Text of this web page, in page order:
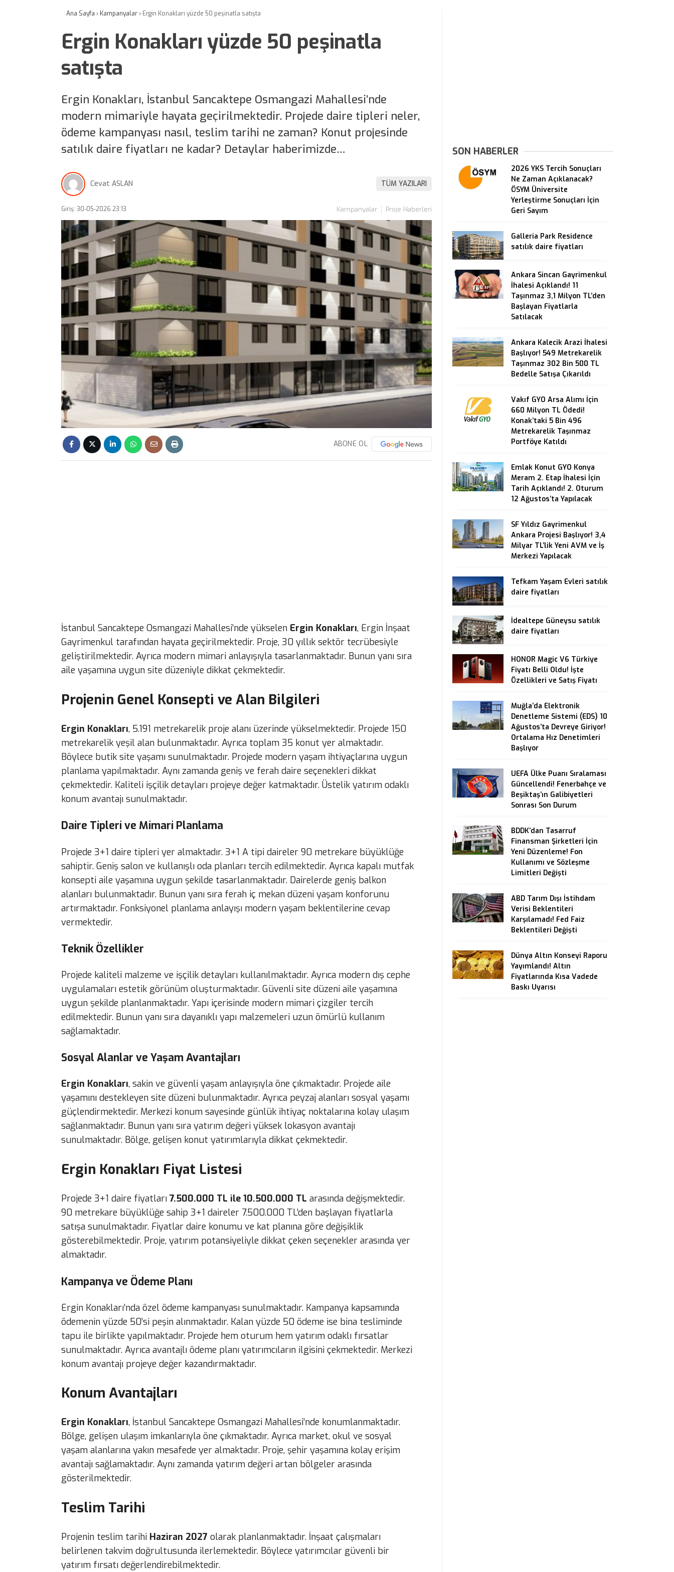
Ana Sayfa › Kampanyalar› Ergin Konakları yüzde 50 peşinatla satışta
Ergin Konakları yüzde 50 peşinatla
satışta
Ergin Konakları, İstanbul Sancaktepe Osmangazi Mahallesi’nde
modern mimariyle hayata geçirilmektedir. Projede daire tipleri neler,
ödeme kampanyası nasıl, teslim tarihi ne zaman? Konut projesinde
satılık daire fiyatları ne kadar? Detaylar haberimizde…
Cevat ASLAN TÜM YAZILARI
Giriş: 30-05-2026 23:13 Kampanyalar Proje Haberleri
ABONE OL
İstanbul Sancaktepe Osmangazi Mahallesi’nde yükselen Ergin Konakları, Ergin İnşaat
Gayrimenkul tarafından hayata geçirilmektedir. Proje, 30 yıllık sektör tecrübesiyle
geliştirilmektedir. Ayrıca modern mimari anlayışıyla tasarlanmaktadır. Bunun yanı sıra
aile yaşamına uygun site düzeniyle dikkat çekmektedir.
Projenin Genel Konsepti ve Alan Bilgileri
Ergin Konakları, 5.191 metrekarelik proje alanı üzerinde yükselmektedir. Projede 150
metrekarelik yeşil alan bulunmaktadır. Ayrıca toplam 35 konut yer almaktadır.
Böylece butik site yaşamı sunulmaktadır. Projede modern yaşam ihtiyaçlarına uygun
planlama yapılmaktadır. Aynı zamanda geniş ve ferah daire seçenekleri dikkat
çekmektedir. Kaliteli işçilik detayları projeye değer katmaktadır. Üstelik yatırım odaklı
konum avantajı sunulmaktadır.
Daire Tipleri ve Mimari Planlama
Projede 3+1 daire tipleri yer almaktadır. 3+1 A tipi daireler 90 metrekare büyüklüğe
sahiptir. Geniş salon ve kullanışlı oda planları tercih edilmektedir. Ayrıca kapalı mutfak
konsepti aile yaşamına uygun şekilde tasarlanmaktadır. Dairelerde geniş balkon
alanları bulunmaktadır. Bunun yanı sıra ferah iç mekan düzeni yaşam konforunu
artırmaktadır. Fonksiyonel planlama anlayışı modern yaşam beklentilerine cevap
vermektedir.
Teknik Özellikler
Projede kaliteli malzeme ve işçilik detayları kullanılmaktadır. Ayrıca modern dış cephe
uygulamaları estetik görünüm oluşturmaktadır. Güvenli site düzeni aile yaşamına
uygun şekilde planlanmaktadır. Yapı içerisinde modern mimari çizgiler tercih
edilmektedir. Bunun yanı sıra dayanıklı yapı malzemeleri uzun ömürlü kullanım
sağlamaktadır.
Sosyal Alanlar ve Yaşam Avantajları
Ergin Konakları, sakin ve güvenli yaşam anlayışıyla öne çıkmaktadır. Projede aile
yaşamını destekleyen site düzeni bulunmaktadır. Ayrıca peyzaj alanları sosyal yaşamı
güçlendirmektedir. Merkezi konum sayesinde günlük ihtiyaç noktalarına kolay ulaşım
sağlanmaktadır. Bunun yanı sıra yatırım değeri yüksek lokasyon avantajı
sunulmaktadır. Bölge, gelişen konut yatırımlarıyla dikkat çekmektedir.
Ergin Konakları Fiyat Listesi
Projede 3+1 daire fiyatları 7.500.000 TL ile 10.500.000 TL arasında değişmektedir.
90 metrekare büyüklüğe sahip 3+1 daireler 7.500.000 TL’den başlayan fiyatlarla
satışa sunulmaktadır. Fiyatlar daire konumu ve kat planına göre değişiklik
gösterebilmektedir. Proje, yatırım potansiyeliyle dikkat çeken seçenekler arasında yer
almaktadır.
Kampanya ve Ödeme Planı
Ergin Konakları’nda özel ödeme kampanyası sunulmaktadır. Kampanya kapsamında
ödemenin yüzde 50’si peşin alınmaktadır. Kalan yüzde 50 ödeme ise bina tesliminde
tapu ile birlikte yapılmaktadır. Projede hem oturum hem yatırım odaklı fırsatlar
sunulmaktadır. Ayrıca avantajlı ödeme planı yatırımcıların ilgisini çekmektedir. Merkezi
konum avantajı projeye değer kazandırmaktadır.
Konum Avantajları
Ergin Konakları, İstanbul Sancaktepe Osmangazi Mahallesi’nde konumlanmaktadır.
Bölge, gelişen ulaşım imkanlarıyla öne çıkmaktadır. Ayrıca market, okul ve sosyal
yaşam alanlarına yakın mesafede yer almaktadır. Proje, şehir yaşamına kolay erişim
avantajı sağlamaktadır. Aynı zamanda yatırım değeri artan bölgeler arasında
gösterilmektedir.
Teslim Tarihi
Projenin teslim tarihi Haziran 2027 olarak planlanmaktadır. İnşaat çalışmaları
belirlenen takvim doğrultusunda ilerlemektedir. Böylece yatırımcılar güvenli bir
yatırım fırsatı değerlendirebilmektedir.
SON HABERLER
2026 YKS Tercih Sonuçları
Ne Zaman Açıklanacak?
ÖSYM Üniversite
Yerleştirme Sonuçları İçin
Geri Sayım
Galleria Park Residence
satılık daire fiyatları
Ankara Sincan Gayrimenkul
İhalesi Açıklandı! 11
Taşınmaz 3,1 Milyon TL’den
Başlayan Fiyatlarla
Satılacak
Ankara Kalecik Arazi İhalesi
Başlıyor! 549 Metrekarelik
Taşınmaz 302 Bin 500 TL
Bedelle Satışa Çıkarıldı
Vakıf GYO Arsa Alımı İçin
660 Milyon TL Ödedi!
Konak’taki 5 Bin 496
Metrekarelik Taşınmaz
Portföye Katıldı
Emlak Konut GYO Konya
Meram 2. Etap İhalesi İçin
Tarih Açıklandı! 2. Oturum
12 Ağustos’ta Yapılacak
SF Yıldız Gayrimenkul
Ankara Projesi Başlıyor! 3,4
Milyar TL’lik Yeni AVM ve İş
Merkezi Yapılacak
Tefkam Yaşam Evleri satılık
daire fiyatları
İdealtepe Güneysu satılık
daire fiyatları
HONOR Magic V6 Türkiye
Fiyatı Belli Oldu! İşte
Özellikleri ve Satış Fiyatı
Muğla’da Elektronik
Denetleme Sistemi (EDS) 10
Ağustos’ta Devreye Giriyor!
Ortalama Hız Denetimleri
Başlıyor
UEFA Ülke Puanı Sıralaması
Güncellendi! Fenerbahçe ve
Beşiktaş’ın Galibiyetleri
Sonrası Son Durum
BDDK’dan Tasarruf
Finansman Şirketleri İçin
Yeni Düzenleme! Fon
Kullanımı ve Sözleşme
Limitleri Değişti
ABD Tarım Dışı İstihdam
Verisi Beklentileri
Karşılamadı! Fed Faiz
Beklentileri Değişti
Dünya Altın Konseyi Raporu
Yayımlandı! Altın
Fiyatlarında Kısa Vadede
Baskı Uyarısı